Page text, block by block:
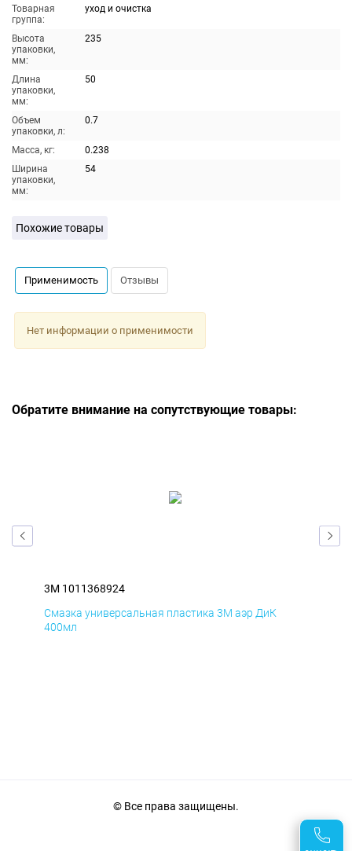
Товарная
группа:
уход и очистка
Высота
упаковки,
мм:
235
Длина
упаковки,
мм:
50
Объем
упаковки, л:
0.7
Масса, кг:
0.238
Ширина
упаковки,
мм:
54
Похожие товары
Применимость Отзывы
Нет информации о применимости
Обратите внимание на сопутствующие товары:
3M 1011368924
Смазка универсальная пластика 3M аэр ДиК
400мл
© Все права защищены.